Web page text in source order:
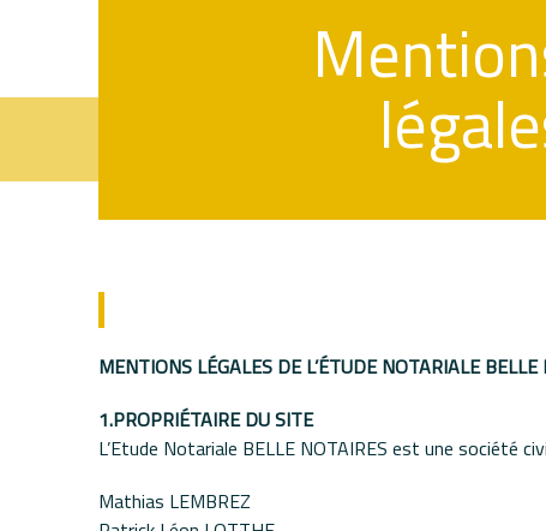
MENTIONS LÉGALES DE L’ÉTUDE NOTARIALE BELLE
1.PROPRIÉTAIRE DU SITE
L’Etude Notariale BELLE NOTAIRES est une société
Mathias LEMBREZ